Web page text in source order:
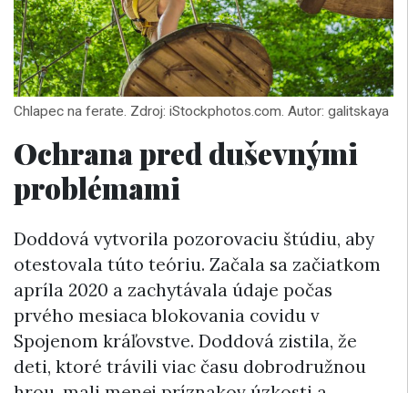
Chlapec na ferate. Zdroj: iStockphotos.com. Autor: galitskaya
Ochrana pred duševnými
problémami
Doddová vytvorila pozorovaciu štúdiu, aby
otestovala túto teóriu. Začala sa začiatkom
apríla 2020 a zachytávala údaje počas
prvého mesiaca blokovania covidu v
Spojenom kráľovstve. Doddová zistila, že
deti, ktoré trávili viac času dobrodružnou